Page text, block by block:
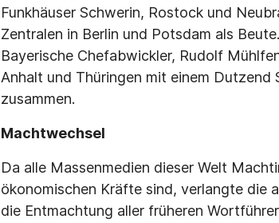
Funkhäuser Schwerin, Rostock und
Zentralen in Berlin und Potsdam als
Bayerische Chefabwickler, Rudolf
Anhalt und Thüringen mit einem Dutzend
zusammen.
Machtwechsel
Da alle Massenmedien dieser Welt
ökonomischen Kräfte sind, verlangte die
die Entmachtung aller früheren